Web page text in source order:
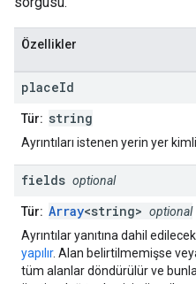
Özellikler
placeId
Tür: string
Ayrıntıları istenen yerin yer
fields optional
Tür: Array<string> optional
Ayrıntılar yanıtına dahil
yapılır. Alan belirtilmemişse
tüm alanlar döndürülür ve